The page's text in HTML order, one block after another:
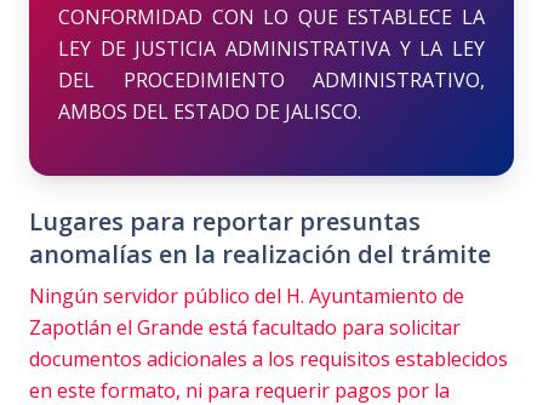
CONFORMIDAD CON LO QUE ESTABLECE LA
LEY DE JUSTICIA ADMINISTRATIVA Y LA LEY
DEL PROCEDIMIENTO ADMINISTRATIVO,
AMBOS DEL ESTADO DE JALISCO.
Lugares para reportar presuntas
anomalías en la realización del trámite
Ningún servidor público del H. Ayuntamiento de
Zapotlán el Grande está facultado para solicitar
documentos adicionales a los requisitos establecidos
en este formato, ni para requerir pagos por la